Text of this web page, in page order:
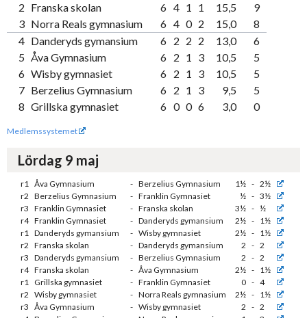
2 Franska skolan 6 4 1 1 15,5
9
3 Norra Reals gymnasium 6 4 0 2 15,0
8
4 Danderyds gymansium 6 2 2 2 13,0
6
5 Åva Gymnasium 6 2 1 3 10,5
5
6 Wisby gymnasiet 6 2 1 3 10,5
5
7 Berzelius Gymnasium 6 2 1 3 9,5
5
8 Grillska gymnasiet 6 0 0 6 3,0 0
Medlemssystemet
Lördag 9 maj
r1 Åva Gymnasium - Berzelius Gymnasium 1½ - 2½
r2 Berzelius Gymnasium - Franklin Gymnasiet ½ - 3½
r3 Franklin Gymnasiet - Franska skolan 3½ - ½
r4 Franklin Gymnasiet - Danderyds gymansium 2½ - 1½
r1 Danderyds gymansium - Wisby gymnasiet 2½ - 1½
r2 Franska skolan - Danderyds gymansium 2 - 2
r3 Danderyds gymansium - Berzelius Gymnasium 2 - 2
r4 Franska skolan - Åva Gymnasium 2½ - 1½
r1 Grillska gymnasiet - Franklin Gymnasiet 0 - 4
r2 Wisby gymnasiet - Norra Reals gymnasium 2½ - 1½
r3 Åva Gymnasium - Wisby gymnasiet 2 - 2